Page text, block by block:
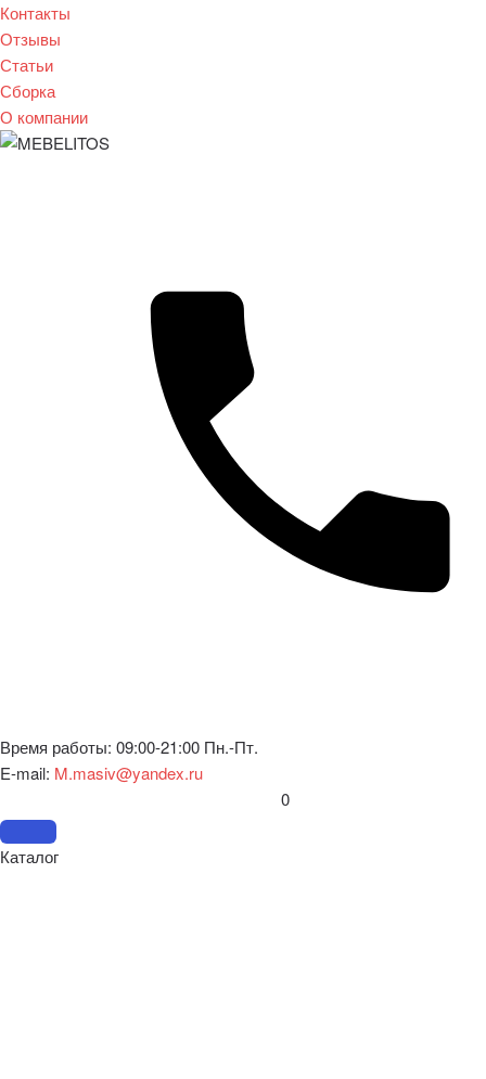
Контакты
Отзывы
Статьи
Сборка
О компании
Время работы: 09:00-21:00 Пн.-Пт.
E-mail: M.masiv@yandex.ru
0
Каталог